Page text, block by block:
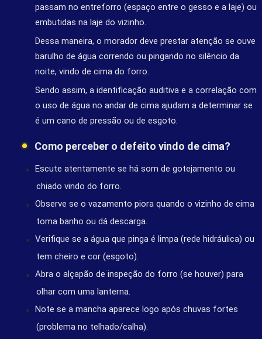
passam no entreforro (espaço entre o gesso e a laje) ou
embutidas na laje do vizinho.
Dessa maneira, o morador deve prestar atenção se ouve
barulho de água correndo ou pingando no silêncio da
noite, vindo de cima do forro.
Sendo assim, a identificação auditiva e a correlação com
o uso de água no andar de cima ajudam a determinar se
é um cano de pressão ou de esgoto.
Como perceber o defeito vindo de cima?
Escute atentamente se há som de gotejamento ou
chiado vindo do forro.
Observe se o vazamento piora quando o vizinho de cima
toma banho ou dá descarga.
Verifique se a água que pinga é limpa (rede hidráulica) ou
tem cheiro e cor (esgoto).
Abra o alçapão de inspeção do forro (se houver) para
olhar com uma lanterna.
Note se a mancha aparece logo após chuvas fortes
(problema no telhado/calha).